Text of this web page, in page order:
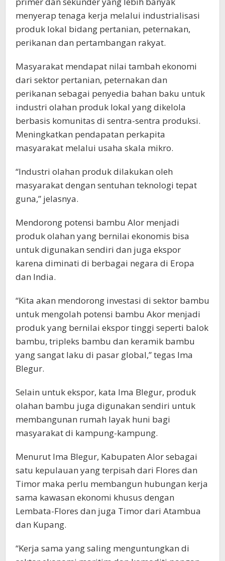
menyerap tenaga kerja melalui industrialisasi
produk lokal bidang pertanian, peternakan,
perikanan dan pertambangan rakyat.
Masyarakat mendapat nilai tambah ekonomi
dari sektor pertanian, peternakan dan
perikanan sebagai penyedia bahan baku untuk
industri olahan produk lokal yang dikelola
berbasis komunitas di sentra-sentra produksi.
Meningkatkan pendapatan perkapita
masyarakat melalui usaha skala mikro.
“Industri olahan produk dilakukan oleh
masyarakat dengan sentuhan teknologi tepat
guna,” jelasnya.
Mendorong potensi bambu Alor menjadi
produk olahan yang bernilai ekonomis bisa
untuk digunakan sendiri dan juga ekspor
karena diminati di berbagai negara di Eropa
dan India.
“Kita akan mendorong investasi di sektor bambu
untuk mengolah potensi bambu Akor menjadi
produk yang bernilai ekspor tinggi seperti balok
bambu, tripleks bambu dan keramik bambu
yang sangat laku di pasar global,” tegas Ima
Blegur.
Selain untuk ekspor, kata Ima Blegur, produk
olahan bambu juga digunakan sendiri untuk
membangunan rumah layak huni bagi
masyarakat di kampung-kampung.
Menurut Ima Blegur, Kabupaten Alor sebagai
satu kepulauan yang terpisah dari Flores dan
Timor maka perlu membangun hubungan kerja
sama kawasan ekonomi khusus dengan
Lembata-Flores dan juga Timor dari Atambua
dan Kupang.
“Kerja sama yang saling menguntungkan di